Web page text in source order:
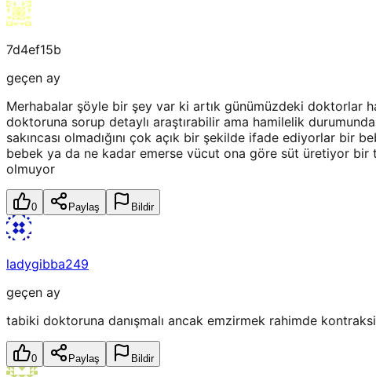
7d4ef15b
geçen ay
Merhabalar şöyle bir şey var ki artık günümüzdeki doktorlar
doktoruna sorup detaylı araştırabilir ama hamilelik
sakıncası olmadığını çok açık bir şekilde ifade ediyorlar
bebek ya da ne kadar emerse vücut ona göre süt üretiyor
olmuyor
0 Paylaş Bildir
ladygibba249
geçen ay
tabiki doktoruna danışmalı ancak emzirmek rahimde
0 Paylaş Bildir